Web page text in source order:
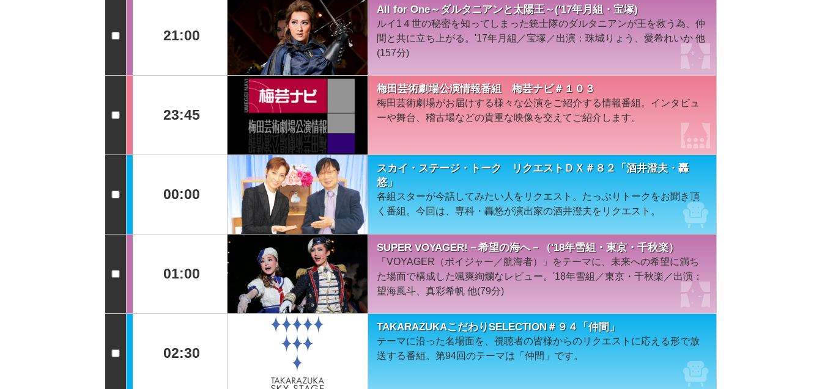
21:00
All for One～ダルタニアンと太陽王～('17年月組・宝塚)
ルイ1４世の秘密を知ってしまった銃士隊のダルタニアンが王を救う為、仲
間と共に立ち上がる。'17年月組／宝塚／出演：珠城りょう、愛希れいか 他
(157分)
23:45
梅田芸術劇場公演情報番組 梅芸ナビ＃１０３
梅田芸術劇場がお届けする様々な公演をご紹介する情報番組。インタビュ
ーや舞台、稽古場などの貴重な映像を交えてご紹介します。
00:00
スカイ・ステージ・トーク リクエストＤＸ＃８２「酒井澄夫・轟
悠」
各組スターが今話してみたい人をリクエスト。たっぷりトークをお聞き頂
く番組。今回は、専科・轟悠が演出家の酒井澄夫をリクエスト。
01:00
SUPER VOYAGER!－希望の海へ－（'18年雪組・東京・千秋楽）
「VOYAGER（ボイジャー／航海者）」をテーマに、未来への希望に満ち
た場面で構成した颯爽絢爛なレビュー。'18年雪組／東京・千秋楽／出演：
望海風斗、真彩希帆 他(79分)
02:30
TAKARAZUKAこだわりSELECTION＃９４「仲間」
テーマに沿った名場面を、視聴者の皆様からのリクエストに応える形で放
送する番組。第94回のテーマは「仲間」です。